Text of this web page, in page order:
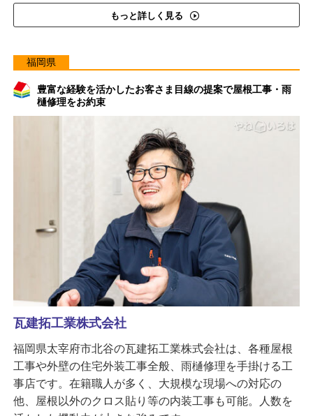
もっと詳しく見る
福岡県
豊富な経験を活かしたお客さま目線の提案で屋根工事・雨
樋修理をお約束
瓦建拓工業株式会社
福岡県太宰府市北谷の瓦建拓工業株式会社は、各種屋根
工事や外壁の住宅外装工事全般、雨樋修理を手掛ける工
事店です。在籍職人が多く、大規模な現場への対応の
他、屋根以外のクロス貼り等の内装工事も可能。人数を